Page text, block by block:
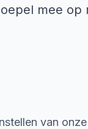
mee op
van onze